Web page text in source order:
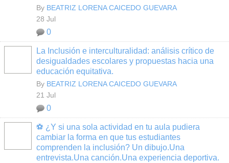
By BEATRIZ LORENA CAICEDO GUEVARA
28 Jul
0
La Inclusión e interculturalidad: análisis crítico de
desigualdades escolares y propuestas hacia una
educación equitativa.
By BEATRIZ LORENA CAICEDO GUEVARA
21 Jul
0
⚽ ¿Y si una sola actividad en tu aula pudiera
cambiar la forma en que tus estudiantes
comprenden la inclusión? Un dibujo.Una
entrevista.Una canción.Una experiencia deportiva.